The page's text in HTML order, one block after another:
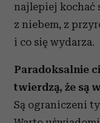
najlepiej kochać
z niebem, z
i co się wydarza.
Paradoksalnie
twierdzą, że są
Są ograniczeni